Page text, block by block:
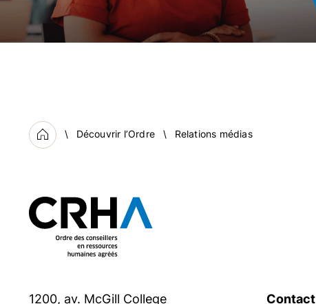
Accueil
Découvrir l’Ordre Relations médias
1200, av. McGill College Contact